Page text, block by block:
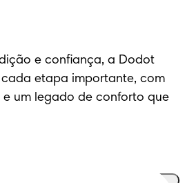
e confiança, a Dodot
etapa importante, com
um legado de conforto que